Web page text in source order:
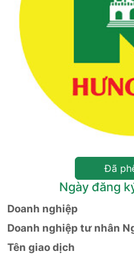
Đã
Ngày đăng
Doanh nghiệp
Doanh nghiệp tư nhân
Tên giao dịch